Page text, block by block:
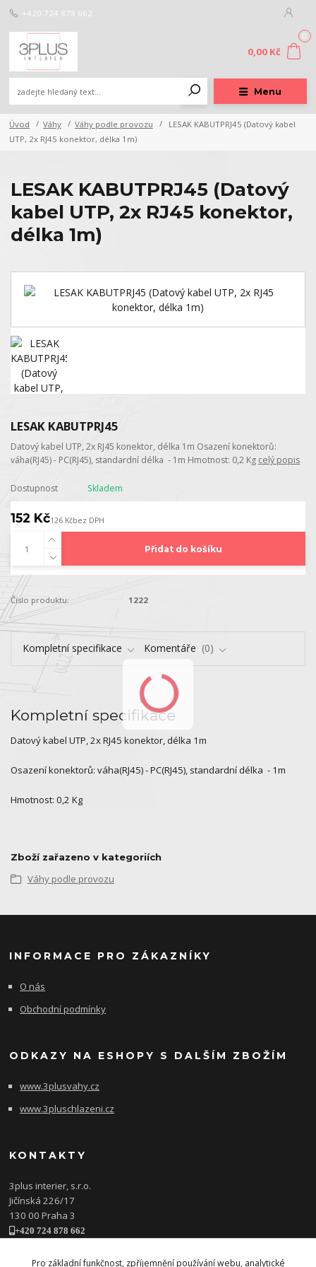
Menu
+420 724 878 662
0
0,00 Kč
Úvod Váhy Váhy podle provozu
LESAK KABUTPRJ45 (Datový kabel
UTP, 2x RJ45 konektor, délka 1m)
LESAK KABUTPRJ45 (Datový
kabel UTP, 2x RJ45 konektor,
délka 1m)
LESAK KABUTPRJ45
Datový kabel UTP, 2x RJ45 konektor, délka 1m Osazení konektorů:
váha(RJ45) - PC(RJ45), standardní délka - 1m Hmotnost: 0,2 Kg celý popis
Dostupnost Skladem
152 Kč126 Kčbez DPH
Přidat do košíku
Číslo produktu: 1222
Kompletní specifikace Komentáře 0
Kompletní specifikace
Datový kabel UTP, 2x RJ45 konektor, délka 1m
Osazení konektorů: váha(RJ45) - PC(RJ45), standardní délka - 1m
Hmotnost: 0,2 Kg
Zboží zařazeno v kategoriích
Váhy podle provozu
INFORMACE PRO ZÁKAZNÍKY
O nás
Obchodní podmínky
ODKAZY NA ESHOPY S DALŠÍM ZBOŽÍM
www.3plusvahy.cz
www.3pluschlazeni.cz
KONTAKTY
3plus interier, s.r.o.
Jičínská 226/17
130 00 Praha 3
+420 724 878 662
www.3plusinterier.cz
Pro základní funkčnost, zpříjemnění používání webu, analytické